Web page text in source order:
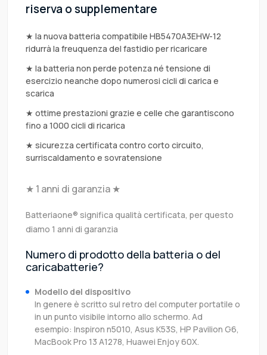
riserva o supplementare
★ la nuova batteria compatibile HB5470A3EHW-12
ridurrà la freuquenza del fastidio per ricaricare
★ la batteria non perde potenza né tensione di
esercizio neanche dopo numerosi cicli di carica e
scarica
★ ottime prestazioni grazie e celle che garantiscono
fino a 1000 cicli di ricarica
★ sicurezza certificata contro corto circuito,
surriscaldamento e sovratensione
★ 1 anni di garanzia ★
Batteriaone® significa qualità certificata, per questo
diamo 1 anni di garanzia
Numero di prodotto della batteria o del
caricabatterie?
Modello del dispositivo
In genere è scritto sul retro del computer portatile o
in un punto visibile intorno allo schermo. Ad
esempio: Inspiron n5010, Asus K53S, HP Pavilion G6,
MacBook Pro 13 A1278, Huawei Enjoy 60X.